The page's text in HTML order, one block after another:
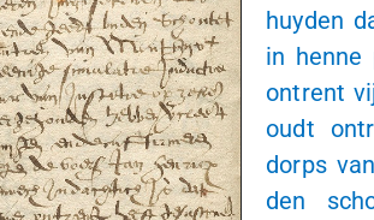
huyden
in henne
ontrent
oudt
dorps
den